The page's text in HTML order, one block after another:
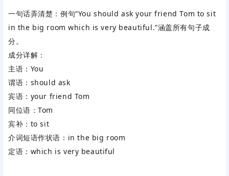
一句话弄清楚 ‌：例句“You should ask your friend Tom to sit
in the big room which is very beautiful.”涵盖所有句子成
分。
成分详解 ‌：
主语 ‌：You
谓语 ‌：should ask
宾语 ‌：your friend Tom
同位语 ‌：Tom
宾补 ‌：to sit
介词短语作状语 ‌：in the big room
定语 ‌：which is very beautiful